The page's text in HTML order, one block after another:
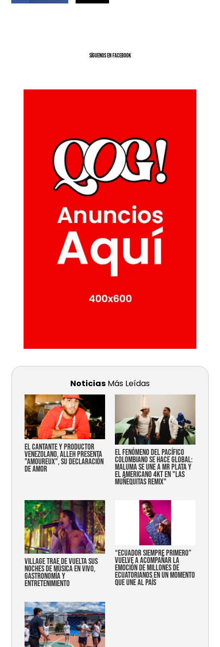
SíGUENOS EN FACEBOOK
Noticias Más Leídas
EL CANTANTE Y PRODUCTOR
VENEZOLANO, ALLEH PRESENTA
"AMOUREUX", SU DECLARACIÓN
DE AMOR
EL FENÓMENO DEL PACÍFICO
COLOMBIANO SE HACE GLOBAL:
MALUMA SE UNE A MR PLATA Y
EL AMERICANO 4KT EN "LAS
MUÑEQUITAS REMIX"
Village trae de vuelta sus
noches de música en vivo,
gastronomía y
entretenimiento
“Ecuador siempre primero”
vuelve a acompañar la
emoción de millones de
ecuatorianos en un momento
que une al país